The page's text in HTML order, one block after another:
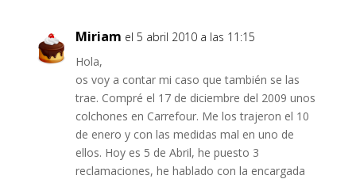
Miriam el 5 abril 2010 a las 11:15
Hola,
os voy a contar mi caso que también se las
trae. Compré el 17 de diciembre del 2009 unos
colchones en Carrefour. Me los trajeron el 10
de enero y con las medidas mal en uno de
ellos. Hoy es 5 de Abril, he puesto 3
reclamaciones, he hablado con la encargada